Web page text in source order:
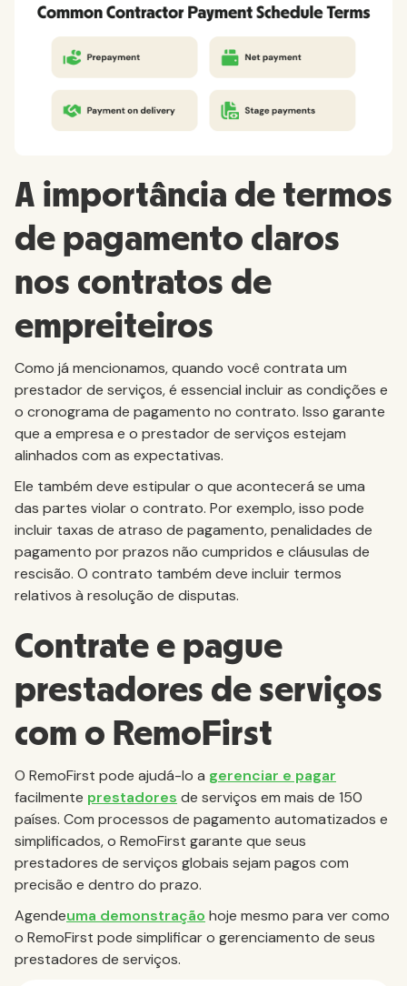
A importância de termos
de pagamento claros
nos contratos de
empreiteiros
Como já mencionamos, quando você contrata um
prestador de serviços, é essencial incluir as condições e
o cronograma de pagamento no contrato. Isso garante
que a empresa e o prestador de serviços estejam
alinhados com as expectativas.
Ele também deve estipular o que acontecerá se uma
das partes violar o contrato. Por exemplo, isso pode
incluir taxas de atraso de pagamento, penalidades de
pagamento por prazos não cumpridos e cláusulas de
rescisão. O contrato também deve incluir termos
relativos à resolução de disputas.
Contrate e pague
prestadores de serviços
com o RemoFirst
O RemoFirst pode ajudá-lo a gerenciar e pagar
facilmente prestadores de serviços em mais de 150
países. Com processos de pagamento automatizados e
simplificados, o RemoFirst garante que seus
prestadores de serviços globais sejam pagos com
precisão e dentro do prazo.
‍Agendeuma demonstração hoje mesmo para ver como
o RemoFirst pode simplificar o gerenciamento de seus
prestadores de serviços.